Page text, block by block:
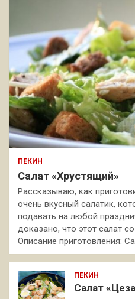
ПЕКИН
Салат «Хрустящий»
Рассказываю, как
очень вкусный салатик,
подавать на любой
доказано, что этот салат
Описание приготовления:
ПЕКИН
Салат